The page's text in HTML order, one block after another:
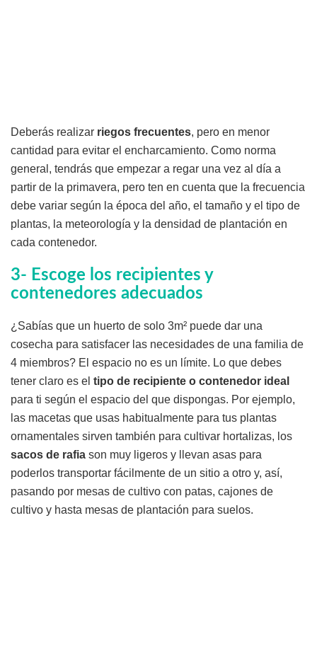
Deberás realizar riegos frecuentes, pero en menor
cantidad para evitar el encharcamiento. Como norma
general, tendrás que empezar a regar una vez al día a
partir de la primavera, pero ten en cuenta que la frecuencia
debe variar según la época del año, el tamaño y el tipo de
plantas, la meteorología y la densidad de plantación en
cada contenedor.
3- Escoge los recipientes y
contenedores adecuados
¿Sabías que un huerto de solo 3m² puede dar una
cosecha para satisfacer las necesidades de una familia de
4 miembros? El espacio no es un límite. Lo que debes
tener claro es el tipo de recipiente o contenedor ideal
para ti según el espacio del que dispongas. Por ejemplo,
las macetas que usas habitualmente para tus plantas
ornamentales sirven también para cultivar hortalizas, los
sacos de rafia son muy ligeros y llevan asas para
poderlos transportar fácilmente de un sitio a otro y, así,
pasando por mesas de cultivo con patas, cajones de
cultivo y hasta mesas de plantación para suelos.